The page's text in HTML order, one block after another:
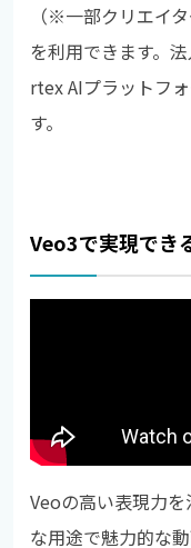
（※一部クリエイ
を利用できます。
rtex AIプラットフ
す。
Veo3で実現でき
Veoの高い表現力
な用途で魅力的な